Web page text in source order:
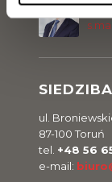
ul.
87-100 Toruń
tel. +48 56
e-mail:
Tel.